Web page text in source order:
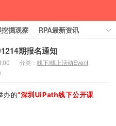
掘观察
RPA最新资讯
库
学习RPA
期报名通知
分类： 线下/线上活动Event
办的“深圳UiPath线下公开课